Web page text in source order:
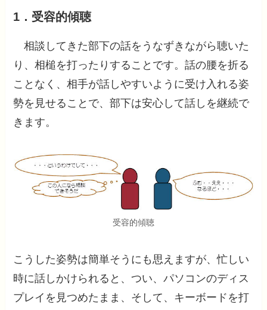
1． 受容的傾聴
相談してきた部下の話をうなずきながら聴いた
り、相槌を打ったりすることです。話の腰を折る
ことなく、相手が話しやすいように受け入れる姿
勢を見せることで、部下は安心して話しを継続で
きます。
受容的傾聴
こうした姿勢は簡単そうにも思えますが、忙しい
時に話しかけられると、つい、パソコンのディス
プレイを見つめたまま、そして、キーボードを打